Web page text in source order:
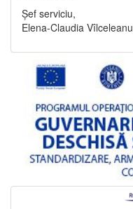
Șef serviciu,
Elena-Claudia Vîlceleanu